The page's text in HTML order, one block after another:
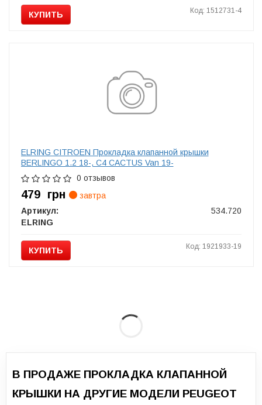
КУПИТЬ Код: 1512731-4
ELRING CITROEN Прокладка клапанной крышки
BERLINGO 1.2 18-, C4 CACTUS Van 19-
0 отзывов
479 грн
завтра
Артикул:
534.720
ELRING
КУПИТЬ Код: 1921933-19
В ПРОДАЖЕ ПРОКЛАДКА КЛАПАННОЙ
КРЫШКИ НА ДРУГИЕ МОДЕЛИ PEUGEOT